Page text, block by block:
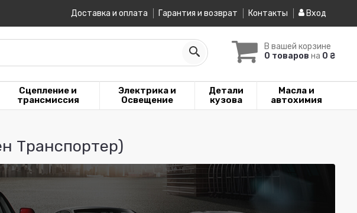
Доставка и оплата Гарантия и возврат Контакты Вход
В вашей корзине
0 товаров на 0 ₴
Сцепление и
трансмиссия
Электрика и
Освещение
Детали
кузова
Масла и
автохимия
Транспортер)